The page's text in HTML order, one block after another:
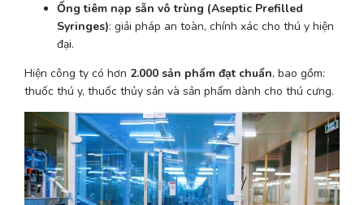
Ống tiêm nạp sẵn vô trùng (Aseptic Prefilled
Syringes): giải pháp an toàn, chính xác cho thú y hiện
đại.
Hiện công ty có hơn 2.000 sản phẩm đạt chuẩn, bao gồm:
thuốc thú y, thuốc thủy sản và sản phẩm dành cho thú cưng.